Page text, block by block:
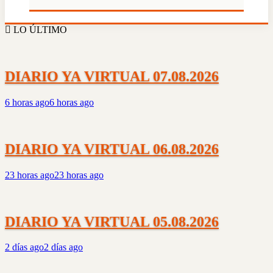
LO ÚLTIMO
DIARIO YA VIRTUAL 07.08.2026
6 horas ago6 horas ago
DIARIO YA VIRTUAL 06.08.2026
23 horas ago23 horas ago
DIARIO YA VIRTUAL 05.08.2026
2 días ago2 días ago